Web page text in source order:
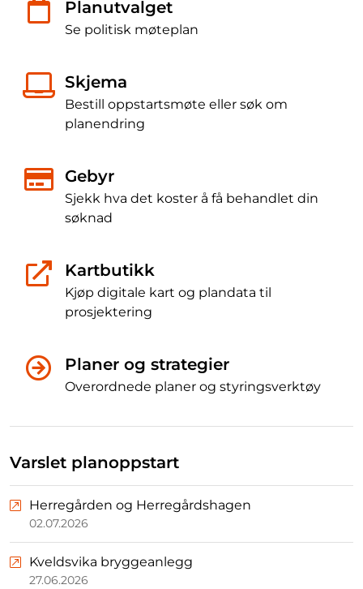
Planutvalget
Se politisk møteplan
Skjema
Bestill oppstartsmøte eller søk om
planendring
Gebyr
Sjekk hva det koster å få behandlet din
søknad
Kartbutikk
Kjøp digitale kart og plandata til
prosjektering
Planer og strategier
Overordnede planer og styringsverktøy
Varslet planoppstart
Herregården og Herregårdshagen
02.07.2026
Kveldsvika bryggeanlegg
27.06.2026